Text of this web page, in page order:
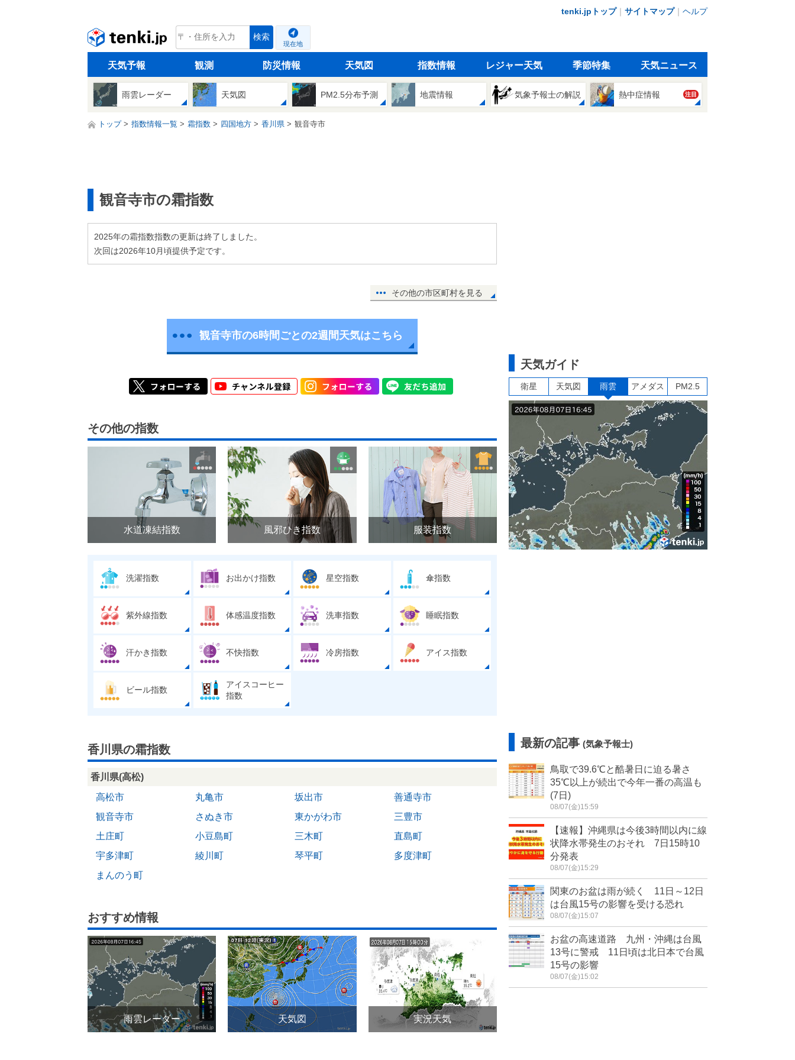
tenki.jpトップ｜ サイトマップ｜ ヘルプ
tenki.jp 検索
現在地
天気予報 観測 防災情報 天気図 指数情報 レジャー天気 季節特集 天気ニュース
雨雲レーダー 天気図 PM2.5分布予測 地震情報 気象予報士の解説 熱中症情報 注目
トップ 指数情報一覧 霜指数 四国地方 香川県 観音寺市
観音寺市の霜指数
2025年の霜指数指数の更新は終了しました。
次回は2026年10月頃提供予定です。
その他の市区町村を見る
観音寺市の6時間ごとの2週間天気はこちら
その他の指数
水道凍結指数 風邪ひき指数 服装指数
洗濯指数 お出かけ指数 星空指数 傘指数
紫外線指数 体感温度指数 洗車指数 睡眠指数
汗かき指数 不快指数 冷房指数 アイス指数
ビール指数
アイスコーヒー
指数
香川県の霜指数
香川県(高松)
高松市
丸亀市 坂出市
善通寺市
観音寺市
さぬき市 東かがわ市
三豊市
土庄町
小豆島町 三木町
直島町
宇多津町
綾川町 琴平町
多度津町
まんのう町
おすすめ情報
雨雲レーダー 天気図 実況天気
天気ガイド
衛星 天気図 雨雲 アメダス PM2.5
最新の記事 (気象予報士)
鳥取で39.6℃と酷暑日に迫る暑さ
35℃以上が続出で今年一番の高温も
(7日)
08/07(金)15:59
【速報】沖縄県は今後3時間以内に線
状降水帯発生のおそれ 7日15時10
分発表
08/07(金)15:29
関東のお盆は雨が続く 11日～12日
は台風15号の影響を受ける恐れ
08/07(金)15:07
お盆の高速道路 九州・沖縄は台風
13号に警戒 11日頃は北日本で台風
15号の影響
08/07(金)15:02